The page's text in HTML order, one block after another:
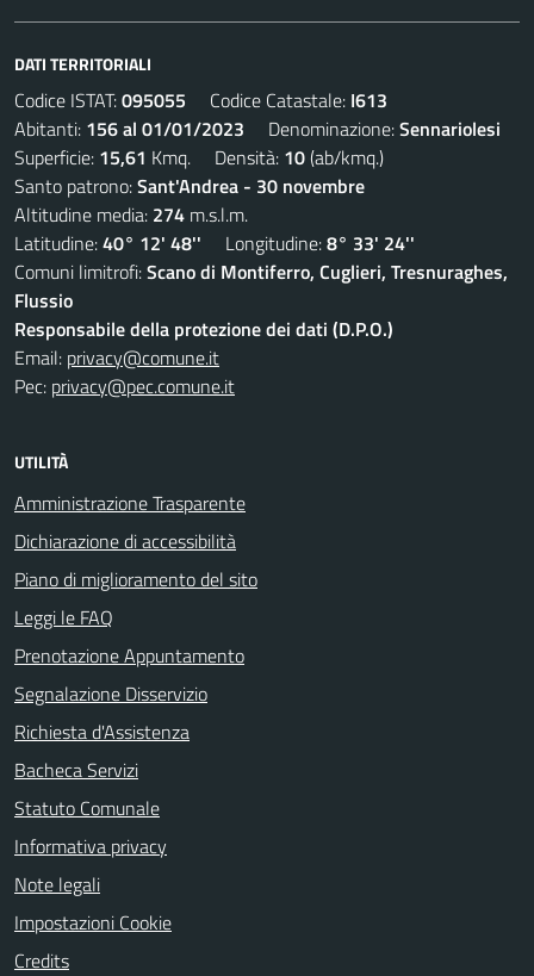
DATI TERRITORIALI
Codice ISTAT:095055 Codice Catastale: I613
Abitanti: 156 al 01/01/2023 Denominazione:Sennariolesi
Superficie: 15,61 Kmq. Densità: 10(ab/kmq.)
Santo patrono:Sant'Andrea - 30 novembre
Altitudine media: 274 m.s.l.m.
Latitudine:40° 12' 48'' Longitudine:8° 33' 24''
Comuni limitrofi:Scano di Montiferro, Cuglieri, Tresnuraghes,
Flussio
Responsabile della protezione dei dati (D.P.O.)
Email: privacy@comune.it
Pec: privacy@pec.comune.it
UTILITÀ
Amministrazione Trasparente
Dichiarazione di accessibilità
Piano di miglioramento del sito
Leggi le FAQ
Prenotazione Appuntamento
Segnalazione Disservizio
Richiesta d'Assistenza
Bacheca Servizi
Statuto Comunale
Informativa privacy
Note legali
Impostazioni Cookie
Credits